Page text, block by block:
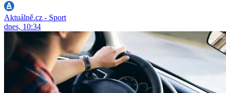
Aktuálně.cz - Sport
dnes, 10:34